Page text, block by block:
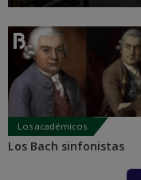
Los académicos
Los Bach sinfonistas